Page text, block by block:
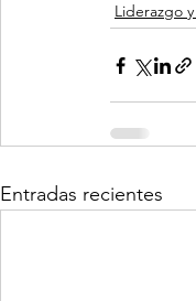
Liderazgo
Entradas recientes